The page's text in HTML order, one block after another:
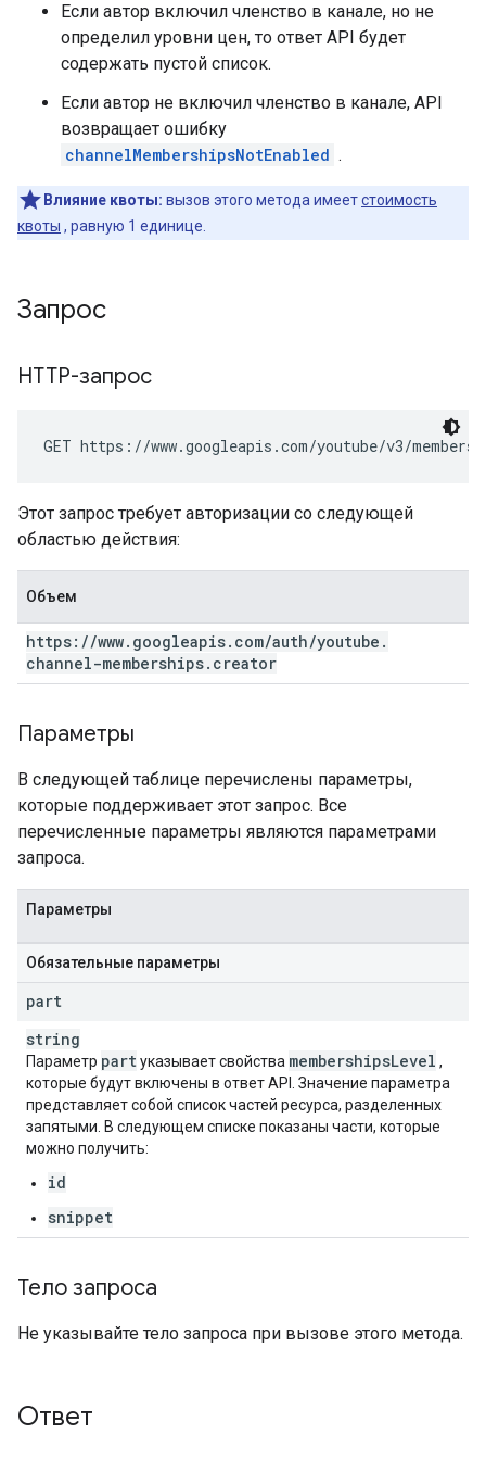
Если автор включил членство в канале, но не
определил уровни цен, то ответ API будет
содержать пустой список.
Если автор не включил членство в канале, API
возвращает ошибку
channelMembershipsNotEnabled .
Влияние квоты: вызов этого метода имеетстоимость
квоты , равную 1 единице.
Запрос
HTTP-запрос
GET https://www.googleapis.com/youtube/v3/
Этот запрос требует авторизации со следующей
областью действия:
Объем
https: //www. googleapis. com/auth/youtube .
channel-memberships. creator
Параметры
В следующей таблице перечислены параметры,
которые поддерживает этот запрос. Все
перечисленные параметры являются параметрами
запроса.
Параметры
Обязательные параметры
part
string
Параметр partуказывает свойства membershipsLevel ,
которые будут включены в ответ API. Значение параметра
представляет собой список частей ресурса, разделенных
запятыми. В следующем списке показаны части, которые
можно получить:
id
snippet
Тело запроса
Не указывайте тело запроса при вызове этого метода.
Ответ